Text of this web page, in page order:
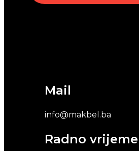
Mail
info@makbel.ba
Radno vrijeme